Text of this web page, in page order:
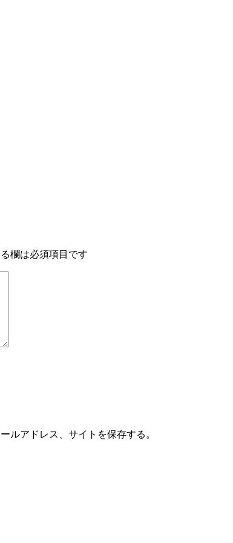
欄は必須項目です
ルアドレス、サイトを保存する。